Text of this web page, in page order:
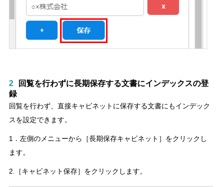
2
回覧を行わずに長期保存する文書にインデックスの登
録
回覧を行わず、直接キャビネットに保存する文書にもインデック
スを設定できます。
1．左側のメニューから［長期保存キャビネット］をクリックし
ます。
2.［キャビネット保存］をクリックします。